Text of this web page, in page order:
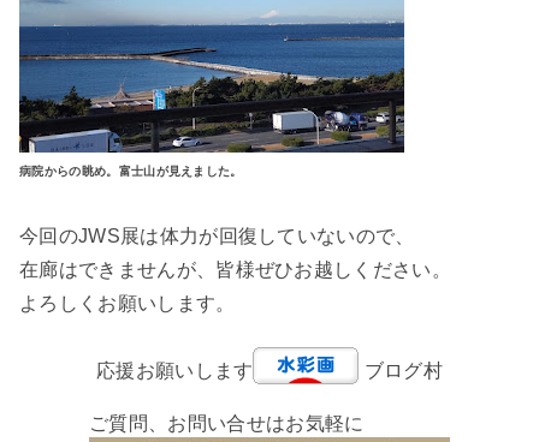
病院からの眺め。富士山が見えました。
今回のJWS展は体力が回復していないので、
在廊はできませんが、皆様ぜひお越しください。
よろしくお願いします。
応援お願いします ブログ村
ご質問、お問い合せはお気軽に